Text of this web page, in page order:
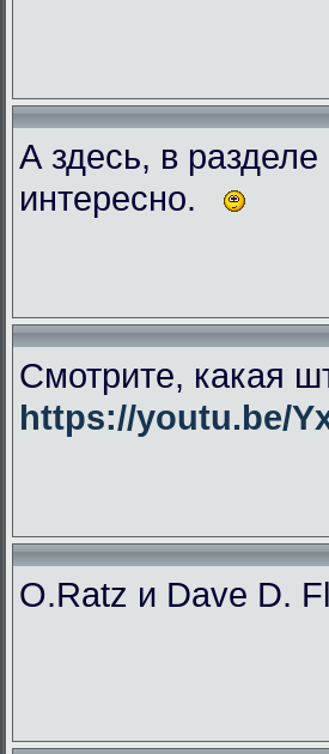
А здесь, в
интересно.
Смотрите, какая
https://youtu.be/
O.Ratz и Dave D.